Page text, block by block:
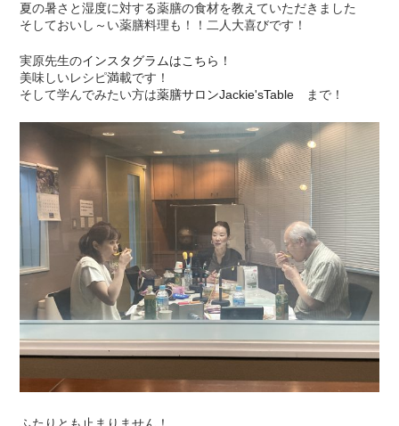
夏の暑さと湿度に対する薬膳の食材を教えていただきました
そしておいし～い薬膳料理も！！二人大喜びです！
実原先生のインスタグラムはこちら！
美味しいレシピ満載です！
そして学んでみたい方は薬膳サロンJackie'sTable まで！
ふたりとも止まりません！